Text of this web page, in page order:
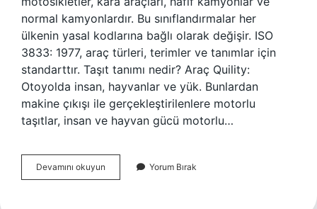
normal kamyonlardır. Bu sınıflandırmalar her
ülkenin yasal kodlarına bağlı olarak değişir. ISO
3833: 1977, araç türleri, terimler ve tanımlar için
standarttır. Taşıt tanımı nedir? Araç Quility:
Otoyolda insan, hayvanlar ve yük. Bunlardan
makine çıkışı ile gerçekleştirilenlere motorlu
taşıtlar, insan ve hayvan gücü motorlu…
Devamını okuyun
Türleri
Yorum Bırak